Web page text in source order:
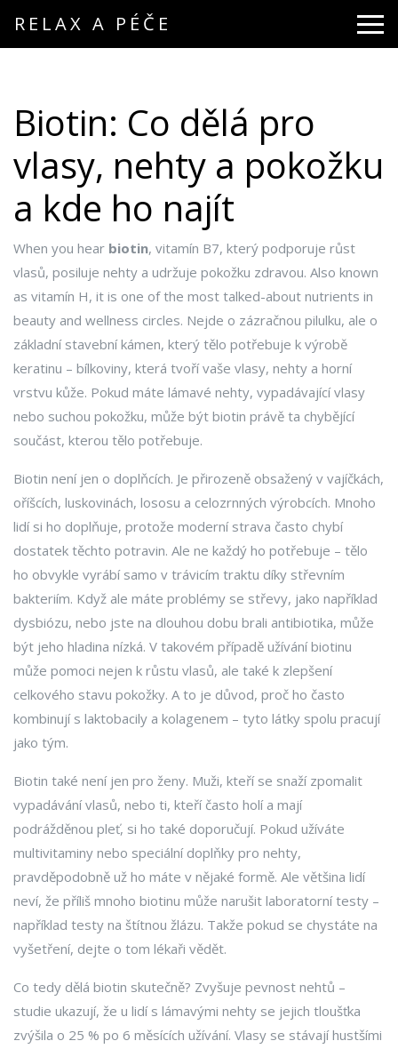
RELAX A PÉČE
Biotin: Co dělá pro
vlasy, nehty a pokožku
a kde ho najít
When you hear biotin, vitamín B7, který podporuje růst
vlasů, posiluje nehty a udržuje pokožku zdravou. Also known
as vitamín H, it is one of the most talked-about nutrients in
beauty and wellness circles. Nejde o zázračnou pilulku, ale o
základní stavební kámen, který tělo potřebuje k výrobě
keratinu – bílkoviny, která tvoří vaše vlasy, nehty a horní
vrstvu kůže. Pokud máte lámavé nehty, vypadávající vlasy
nebo suchou pokožku, může být biotin právě ta chybějící
součást, kterou tělo potřebuje.
Biotin není jen o doplňcích. Je přirozeně obsažený v vajíčkách,
oříšcích, luskovinách, lososu a celozrnných výrobcích. Mnoho
lidí si ho doplňuje, protože moderní strava často chybí
dostatek těchto potravin. Ale ne každý ho potřebuje – tělo
ho obvykle vyrábí samo v trávicím traktu díky střevním
bakteriím. Když ale máte problémy se střevy, jako například
dysbiózu, nebo jste na dlouhou dobu brali antibiotika, může
být jeho hladina nízká. V takovém případě užívání biotinu
může pomoci nejen k růstu vlasů, ale také k zlepšení
celkového stavu pokožky. A to je důvod, proč ho často
kombinují s laktobacily a kolagenem – tyto látky spolu pracují
jako tým.
Biotin také není jen pro ženy. Muži, kteří se snaží zpomalit
vypadávání vlasů, nebo ti, kteří často holí a mají
podrážděnou pleť, si ho také doporučují. Pokud užíváte
multivitaminy nebo speciální doplňky pro nehty,
pravděpodobně už ho máte v nějaké formě. Ale většina lidí
neví, že příliš mnoho biotinu může narušit laboratorní testy –
například testy na štítnou žlázu. Takže pokud se chystáte na
vyšetření, dejte o tom lékaři vědět.
Co tedy dělá biotin skutečně? Zvyšuje pevnost nehtů –
studie ukazují, že u lidí s lámavými nehty se jejich tloušťka
zvýšila o 25 % po 6 měsících užívání. Vlasy se stávají hustšími